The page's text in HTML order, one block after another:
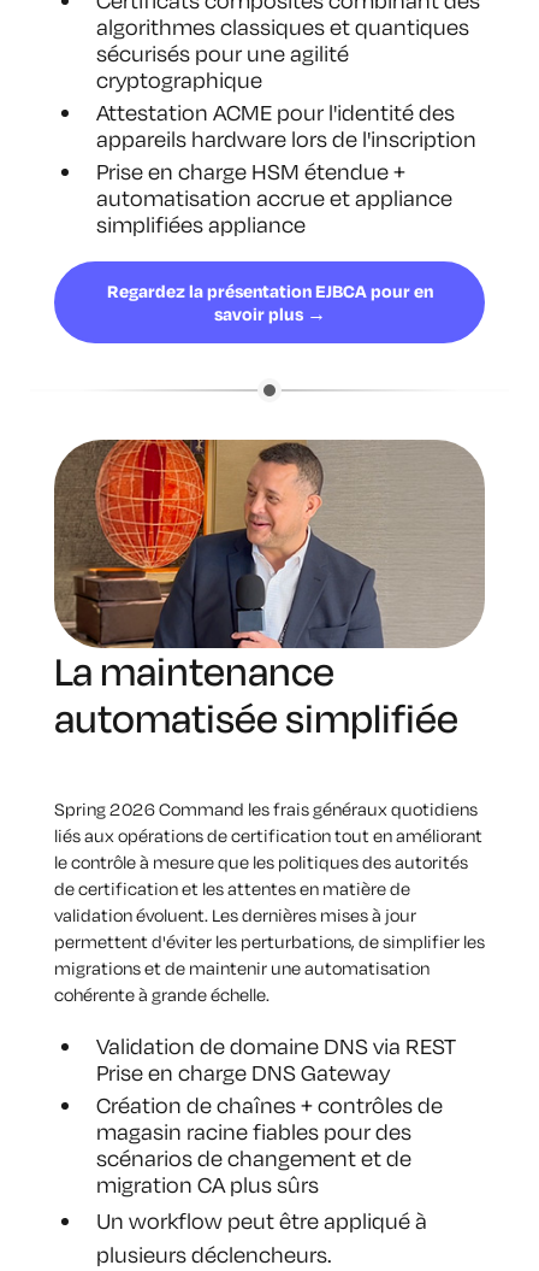
algorithmes classiques et quantiques
sécurisés pour une agilité
cryptographique
Attestation ACME pour l'identité des
appareils hardware lors de l'inscription
Prise en charge HSM étendue +
automatisation accrue et appliance
simplifiées appliance
Regardez la présentation EJBCA pour en
savoir plus →
La maintenance
automatisée simplifiée
Spring 2026 Command les frais généraux quotidiens
liés aux opérations de certification tout en améliorant
le contrôle à mesure que les politiques des autorités
de certification et les attentes en matière de
validation évoluent. Les dernières mises à jour
permettent d'éviter les perturbations, de simplifier les
migrations et de maintenir une automatisation
cohérente à grande échelle.
Validation de domaine DNS via REST
Prise en charge DNS Gateway
Création de chaînes + contrôles de
magasin racine fiables pour des
scénarios de changement et de
migration CA plus sûrs
Un workflow peut être appliqué à
plusieurs déclencheurs.